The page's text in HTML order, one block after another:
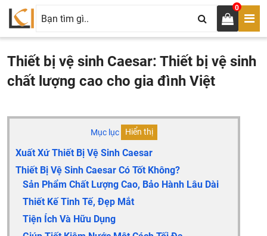
0
Thiết bị vệ sinh Caesar: Thiết bị vệ sinh
chất lượng cao cho gia đình Việt
Mục lục Hiển thị
Xuất Xứ Thiết Bị Vệ Sinh Caesar
Thiết Bị Vệ Sinh Caesar Có Tốt Không?
Sản Phẩm Chất Lượng Cao, Bảo Hành Lâu Dài
Thiết Kế Tinh Tế, Đẹp Mắt
Tiện Ích Và Hữu Dụng